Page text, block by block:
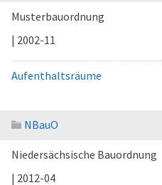
Musterbauordnung
| 2002-11
Aufenthaltsräume
NBauO
Niedersächsische Bauordnung
| 2012-04